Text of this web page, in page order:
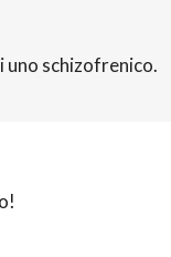
uno schizofrenico.